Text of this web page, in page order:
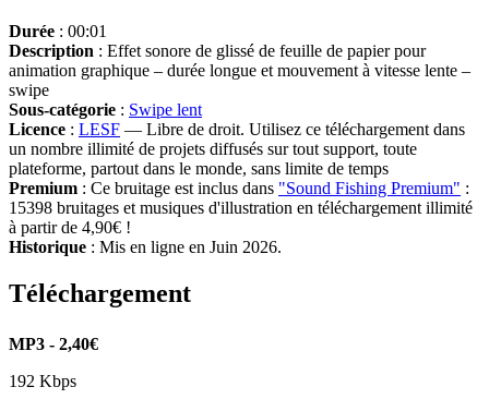
Durée : 00:01
Description : Effet sonore de glissé de feuille de papier pour
animation graphique – durée longue et mouvement à vitesse lente –
swipe
Sous-catégorie : Swipe lent
Licence : LESF — Libre de droit. Utilisez ce téléchargement dans
un nombre illimité de projets diffusés sur tout support, toute
plateforme, partout dans le monde, sans limite de temps
Premium : Ce bruitage est inclus dans "Sound Fishing Premium" :
15398 bruitages et musiques d'illustration en téléchargement illimité
à partir de 4,90€ !
Historique : Mis en ligne en Juin 2026.
Téléchargement
MP3 - 2,40€
192 Kbps